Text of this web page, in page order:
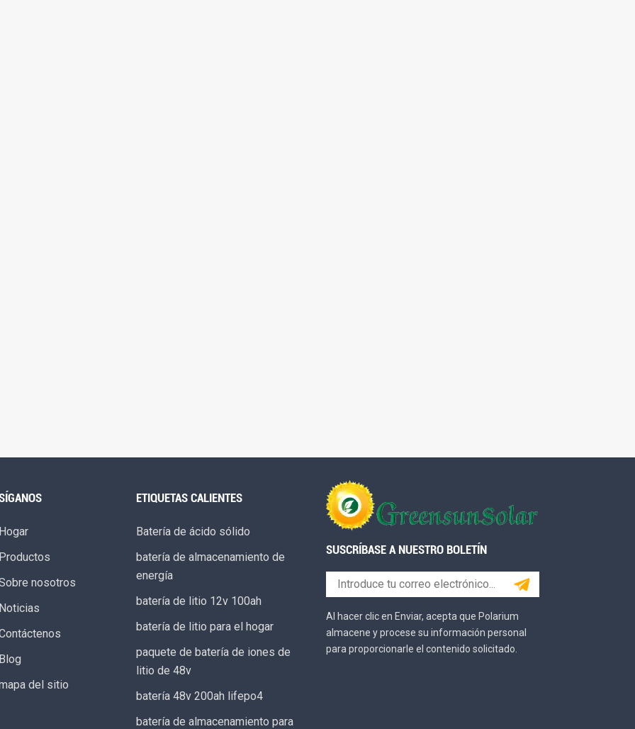
Hogar
Productos
nosotros
Noticias
Blog
del sitio
ETIQUETAS CALIENTES
Batería de ácido sólido
batería de almacenamiento de
energía
batería de litio 12v 100ah
batería de litio para el hogar
paquete de batería de iones de
litio de 48v
batería 48v 200ah lifepo4
batería de almacenamiento para
SUSCRÍBASE A NUESTRO BOLETÍN
Al hacer clic en Enviar, acepta que Polarium
almacene y procese su información personal
para proporcionarle el contenido solicitado.